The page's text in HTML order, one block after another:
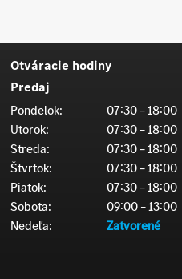
Otváracie hodiny
Predaj
Pondelok:
07:30 – 18:00
Utorok:
07:30 – 18:00
Streda:
07:30 – 18:00
Štvrtok:
07:30 – 18:00
Piatok:
07:30 – 18:00
Sobota:
09:00 – 13:00
Nedeľa:
Zatvorené